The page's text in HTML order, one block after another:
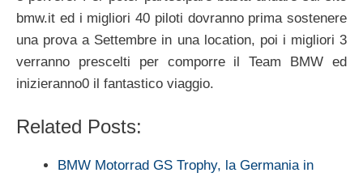
bmw.it ed i migliori 40 piloti dovranno prima sostenere
una prova a Settembre in una location, poi i migliori 3
verranno prescelti per comporre il Team BMW ed
inizieranno0 il fantastico viaggio.
Related Posts:
BMW Motorrad GS Trophy, la Germania in